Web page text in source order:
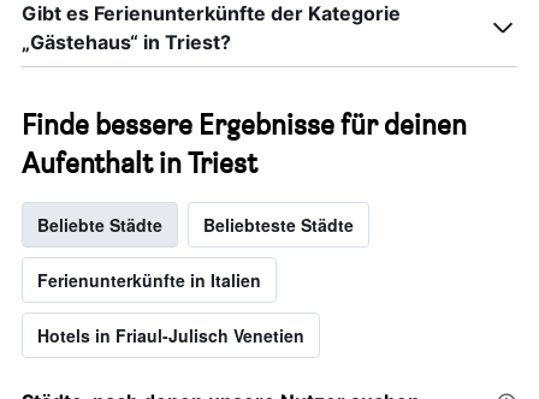
Gibt es Ferienunterkünfte der Kategorie
„Gästehaus“ in Triest?
Finde bessere Ergebnisse für deinen
Aufenthalt in Triest
Beliebte Städte Beliebteste Städte
Ferienunterkünfte in Italien
Hotels in Friaul-Julisch Venetien